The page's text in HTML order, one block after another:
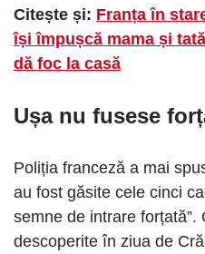
Citește și: Franța în
își împușcă mama și
dă foc la casă
Ușa nu fusese
Poliția franceză a mai
au fost găsite cele cinci
semne de intrare forțată”.
descoperite în ziua de